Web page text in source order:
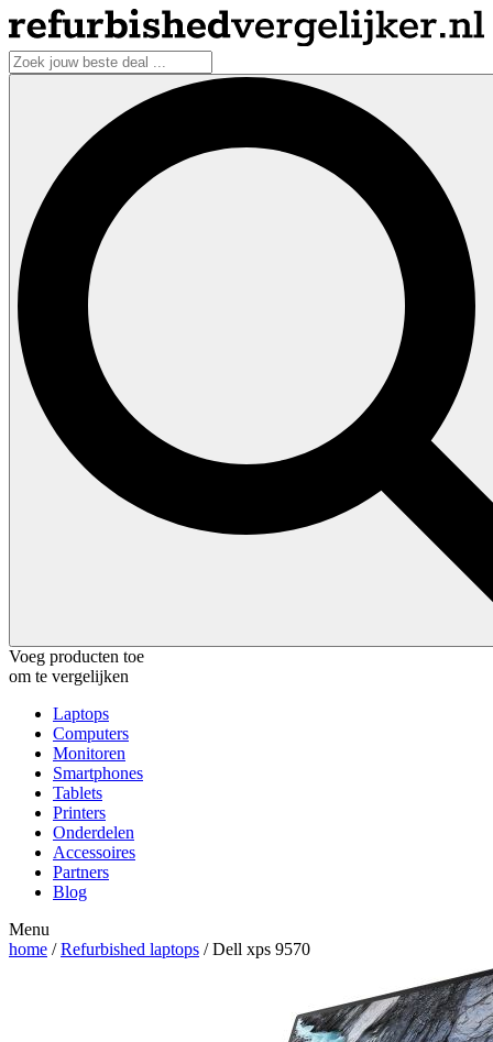
Voeg producten toe
om te vergelijken
Laptops
Computers
Monitoren
Smartphones
Tablets
Printers
Onderdelen
Accessoires
Partners
Blog
Menu
home /Refurbished laptops / Dell xps 9570